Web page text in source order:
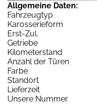
Allgemeine Daten:
Fahrzeugtyp
Karosserieform
Erst-Zul.
Getriebe
Kilometerstand
Anzahl der Türen
Farbe
Standort
Lieferzeit
Unsere Nummer